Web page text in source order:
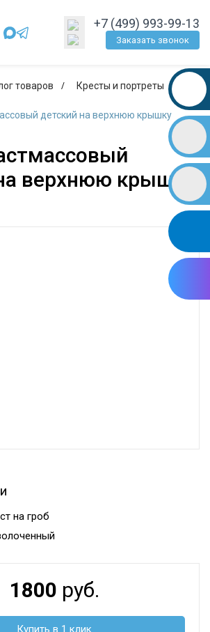
+7 (499) 993-99-13
Заказать звонок
товаров
Кресты и портреты
детский на верхнюю крышку
верхнюю крышку
на гроб
1800 руб.
Купить в 1 клик